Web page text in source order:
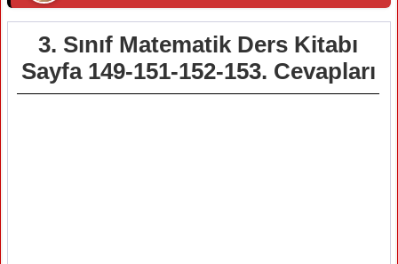
3. Sınıf Matematik Ders Kitabı
Sayfa 149-151-152-153. Cevapları